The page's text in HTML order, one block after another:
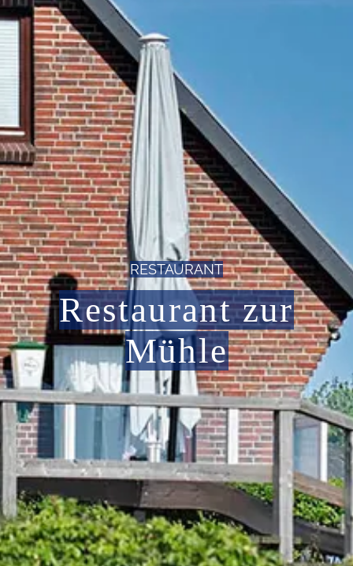
RESTAURANT
Restaurant zur
Mühle